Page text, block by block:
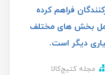
فراهم کرده
بخش های مختلف
دیگر است.
مجله کتیج‌کالا